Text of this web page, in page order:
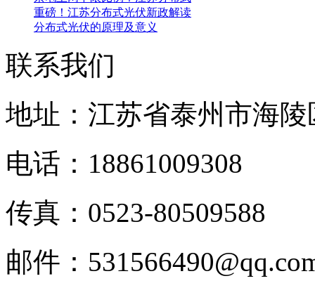
重磅！江苏分布式光伏新政解读
分布式光伏的原理及意义
联系我们
地址：江苏省泰州市海
电话：18861009308
传真：0523-80509588
邮件：